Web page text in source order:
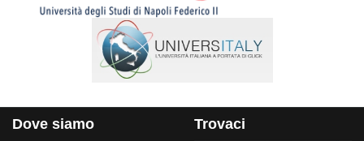
Dove siamo Trovaci